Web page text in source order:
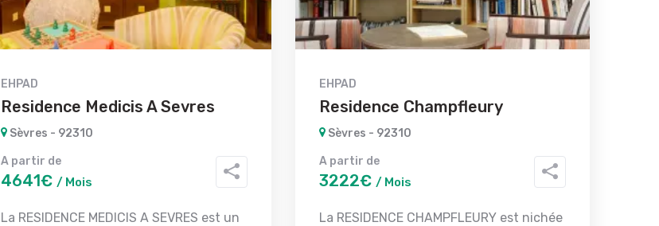
EHPAD
Residence Medicis A Sevres
Sèvres - 92310
A partir de
4641€ / Mois
La RESIDENCE MEDICIS A SEVRES est un
EHPAD
Residence Champfleury
Sèvres - 92310
A partir de
3222€ / Mois
La RESIDENCE CHAMPFLEURY est nichée